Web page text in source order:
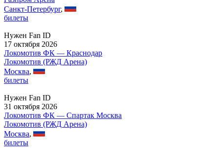
Санкт-Петербург,
билеты
Нужен Fan ID
17 октября 2026
Локомотив ФК — Краснодар
Локомотив (РЖД Арена)
Москва,
билеты
Нужен Fan ID
31 октября 2026
Локомотив ФК — Спартак Москва
Локомотив (РЖД Арена)
Москва,
билеты